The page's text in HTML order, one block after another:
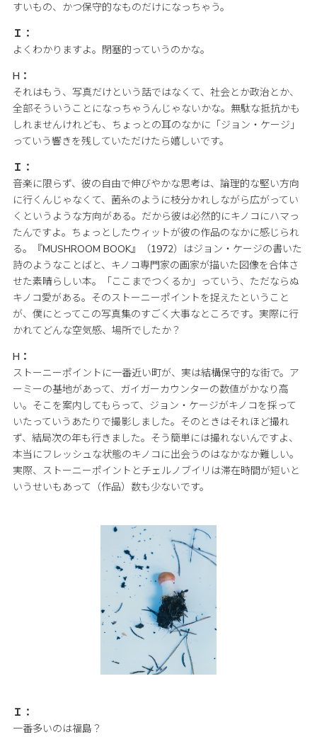
すいもの、かつ保守的なものだけになっちゃう。
Ｉ：
よくわかりますよ。閉塞的っていうのかな。
H：
それはもう、写真だけという話ではなくて、社会とか政治とか、
全部そういうことになっちゃうんじゃないかな。無駄な抵抗かも
しれませんけれども、ちょっとの耳のなかに「ジョン・ケージ」
っていう響きを残していただけたら嬉しいです。
Ｉ：
音楽に限らず、彼の自由で伸びやかな思考は、論理的な堅い方向
に行くんじゃなくて、菌糸のように枝分かれしながら広がってい
くというような方向がある。だから彼は必然的にキノコにハマっ
たんですよ。ちょっとしたウィットが彼の作品のなかに感じられ
る。『MUSHROOM BOOK』（1972）はジョン・ケージの書いた
詩のようなことばと、キノコ専門家の画家が描いた図像を合体さ
せた素晴らしい本。「ここまでつくるか」っていう、ただならぬ
キノコ愛がある。そのストーニーポイントを捉えたということ
が、僕にとってこの写真集のすごく大事なところです。実際に行
かれてどんな空気感、場所でしたか？
H：
ストーニーポイントに一番近い町が、実は結構保守的な街で。ア
ーミーの基地があって、ガイガーカウンターの数値がかなり高
い。そこを案内してもらって、ジョン・ケージがキノコを採って
いたっていうあたりで撮影しました。そのときはそれほど撮れ
ず、結局次の年も行きました。そう簡単には撮れないんですよ、
本当にフレッシュな状態のキノコに出会うのはなかなか難しい。
実際、ストーニーポイントとチェルノブイリは滞在時間が短いと
いうせいもあって（作品）数も少ないです。
Ｉ：
一番多いのは福島？